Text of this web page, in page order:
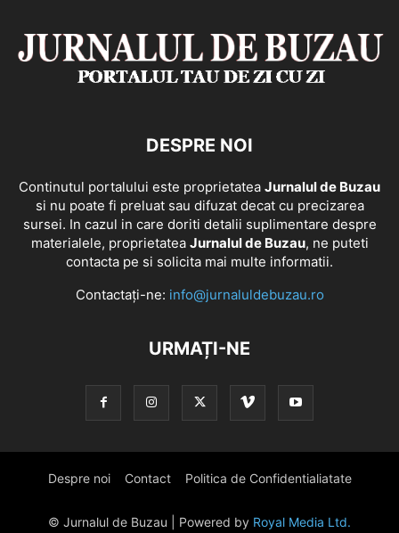
DESPRE NOI
Continutul portalului este proprietatea Jurnalul de Buzau
si nu poate fi preluat sau difuzat decat cu precizarea
sursei. In cazul in care doriti detalii suplimentare despre
materialele, proprietatea Jurnalul de Buzau, ne puteti
contacta pe si solicita mai multe informatii.
Contactați-ne: info@jurnaluldebuzau.ro
URMAȚI-NE
Despre noi Contact Politica de Confidentialiatate
© Jurnalul de Buzau | Powered by Royal Media Ltd.